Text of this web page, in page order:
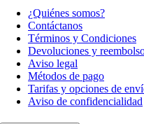
¿Quiénes somos?
Contáctanos
Términos y Condiciones
Devoluciones y
Aviso legal
Métodos de pago
Tarifas y opciones de
Aviso de confidencialidad